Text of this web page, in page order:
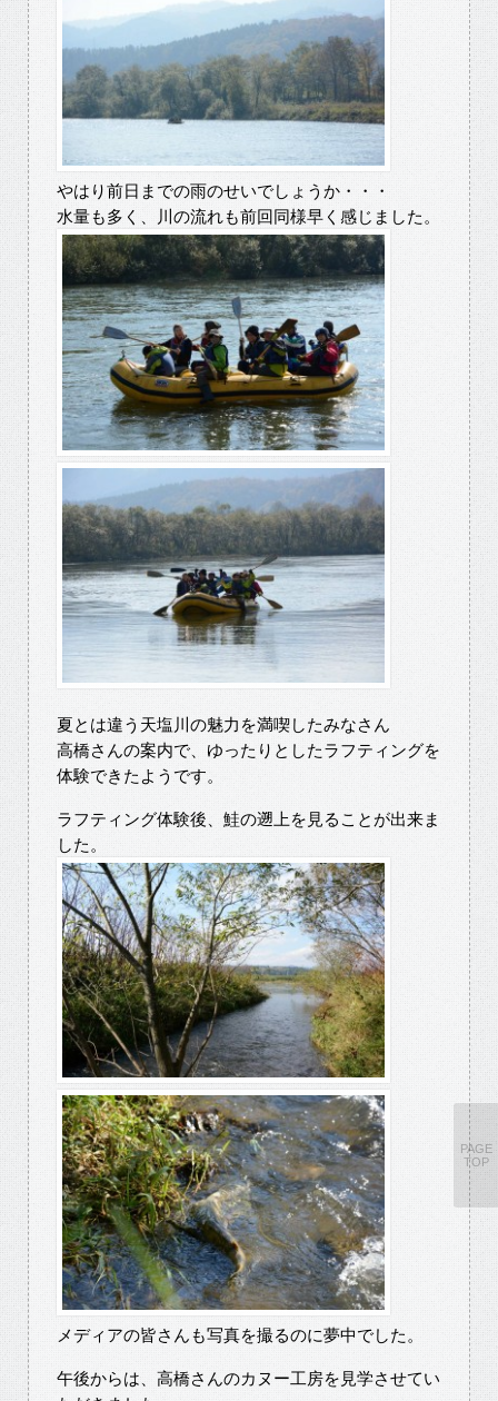
やはり前日までの雨のせいでしょうか・・・
水量も多く、川の流れも前回同様早く感じました。
夏とは違う天塩川の魅力を満喫したみなさん
高橋さんの案内で、ゆったりとしたラフティングを
体験できたようです。
ラフティング体験後、鮭の遡上を見ることが出来ま
した。
メディアの皆さんも写真を撮るのに夢中でした。
午後からは、高橋さんのカヌー工房を見学させてい
PAGE
TOP